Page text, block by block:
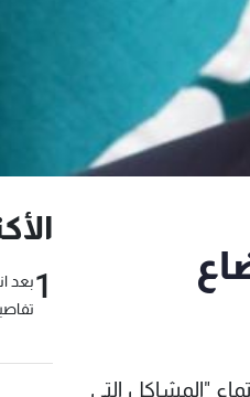
"المشاكل التي
1بعد